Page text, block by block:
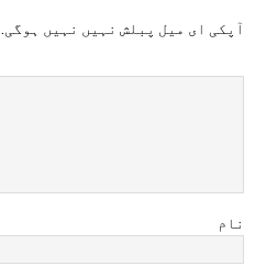
آپکی ای ميل پبلش نہيں نہيں ہوگی.
نام